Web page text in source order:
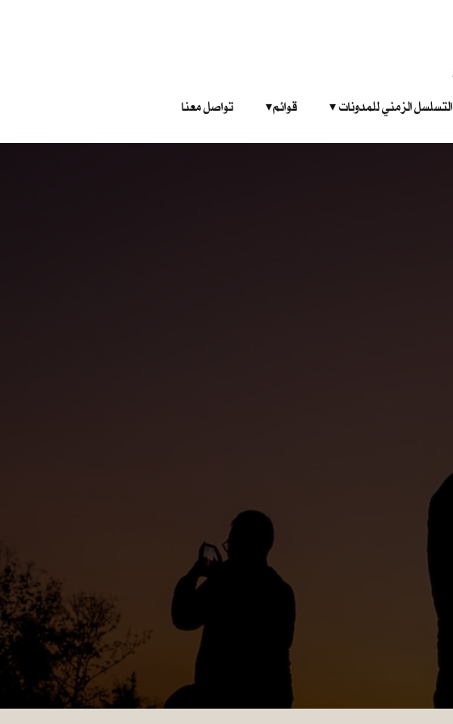
التسلسل الزمني للمدونات‎ ‎ ‎ ‎ ‎ قوائم‎ ‎ ‎ ‎ تواصل معنا